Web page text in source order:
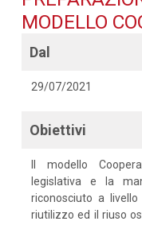
MODELLO
Dal
29/07/2021
Obiettivi
Il modello
legislativa e la
riconosciuto a
riutilizzo ed il riuso